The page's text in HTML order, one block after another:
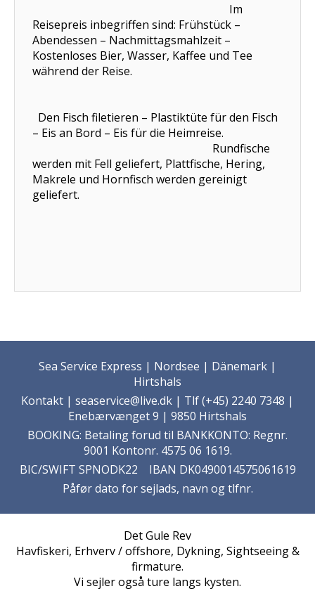
Im
Reisepreis inbegriffen sind: Frühstück –
Abendessen – Nachmittagsmahlzeit –
Kostenloses Bier, Wasser, Kaffee und Tee
während der Reise.
Den Fisch filetieren – Plastiktüte für den Fisch
– Eis an Bord – Eis für die Heimreise.
Rundfische
werden mit Fell geliefert, Plattfische, Hering,
Makrele und Hornfisch werden gereinigt
geliefert.
Sea Service Express | Nordsee | Dänemark |
Hirtshals
Kontakt | seaservice@live.dk | Tlf (+45) 2240 7348 |
Enebærvænget 9 | 9850 Hirtshals
BOOKING: Betaling forud til BANKKONTO: Regnr.
9001 Kontonr. 4575 06 1619.
BIC/SWIFT SPNODK22 IBAN DK0490014575061619
Påfør dato for sejlads, navn og tlfnr.
Det Gule Rev
Havfiskeri, Erhverv / offshore, Dykning, Sightseeing &
firmature.
Vi sejler også ture langs kysten.